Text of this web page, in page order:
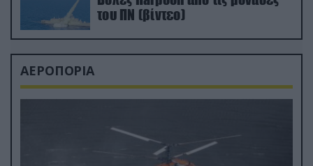
του ΠΝ (βίντεο)
ΑΕΡΟΠΟΡΙΑ